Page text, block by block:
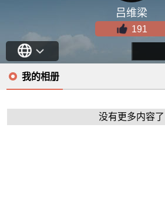
吕维梁
191
我的相册
没有更多内容了